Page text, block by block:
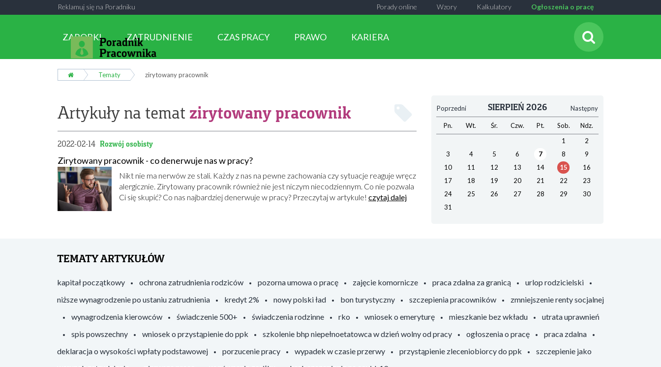
Reklamuj się na Poradniku Ogłoszenia o pracę
Kalkulatory
Wzory
Porady online
ZAROBKI ZATRUDNIENIE CZAS PRACY PRAWO KARIERA
Tematy zirytowany pracownik
Artykuły na temat zirytowany pracownik
2022-02-14 Rozwój osobisty
Zirytowany pracownik - co denerwuje nas w pracy?
Nikt nie ma nerwów ze stali. Każdy z nas na pewne zachowania czy sytuacje reaguje wręcz
alergicznie. Zirytowany pracownik również nie jest niczym niecodziennym. Co nie pozwala
Ci się skupić? Co nas najbardziej denerwuje w pracy? Przeczytaj w artykule! czytaj dalej
Poprzedni Następny
SIERPIEŃ 2026
Pn. Wt. Śr. Czw. Pt. Sob.
Ndz.
1
2
3
4 5 6 7 8
9
10
11 12 13 14 15
16
17
18 19 20 21 22
23
24
25 26 27 28 29
30
31
TEMATY ARTYKUŁÓW
kapitał początkowy ochrona zatrudnienia rodziców pozorna umowa o pracę zajęcie komornicze praca zdalna za granicą
urlop rodzicielski
niższe wynagrodzenie po ustaniu zatrudnienia
kredyt 2% nowy polski ład bon turystyczny szczepienia pracowników
zmniejszenie renty socjalnej
wynagrodzenia kierowców
świadczenie 500+ świadczenia rodzinne rko wniosek o emeryturę mieszkanie bez wkładu
utrata uprawnień
spis powszechny
wniosek o przystąpienie do ppk szkolenie bhp niepełnoetatowca w dzień wolny od pracy ogłoszenia o pracę
praca zdalna
deklaracja o wysokości wpłaty podstawowej
porzucenie pracy wypadek w czasie przerwy przystąpienie zleceniobiorcy do ppk
szczepienie jako